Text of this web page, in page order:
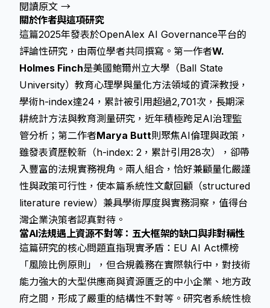
閱讀原文 →
關於作者與這項研究
這篇2025年發表於OpenAlex AI Governance平台的
評論性研究，由兩位學者共同撰寫。第一作者W.
Holmes Finch是美國鮑爾州立大學（Ball State
University）教育心理學與量化方法領域的資深教授，
學術h-index達24，累計被引用超過2,701次，長期深
耕統計方法與教育測量研究，近年積極跨足AI治理監
管分析；第二作者Marya Butt則聚焦AI倫理與政策，
雖發表資歷較新（h-index: 2，累計引用28次），卻帶
入豐富的法規實務視角。兩人組合，恰好兼顧量化嚴謹
性與政策可行性，使本篇系統性文獻回顧（structured
literature review）兼具學術厚度與實務洞察，值得台
灣企業決策者認真對待。
當AI法規遇上資源不對等：五大框架的缺口與非對稱性
這篇研究的核心問題直指現實矛盾：EU AI Act標榜
「風險比例原則」，但合規義務在實際執行中，對技術
能力強大的大型供應商與資源匱乏的中小企業、地方政
府之間，形成了嚴重的結構性不對等。研究者系統性檢